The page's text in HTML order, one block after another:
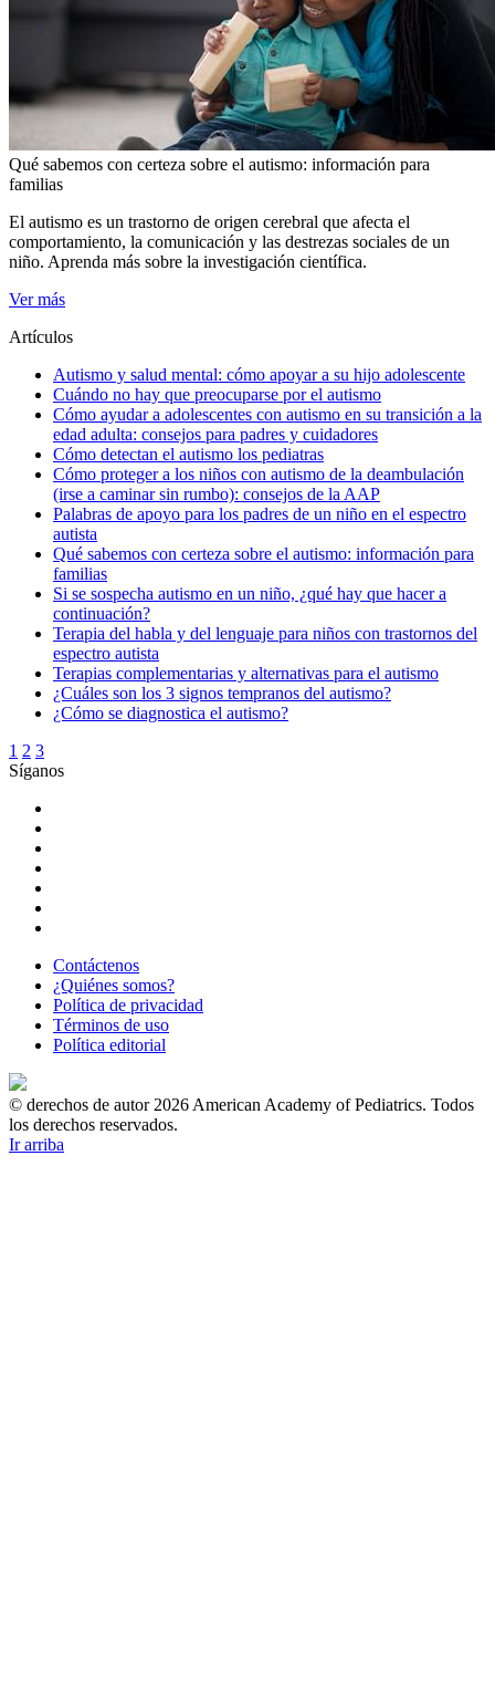
Qué sabemos con certeza sobre el autismo: información para
familias
​El autismo es un trastorno de origen cerebral que afecta el
comportamiento, la comunicación y las destrezas sociales de un
niño. Aprenda más sobre la investigación científica.
Ver más
Artículos
Autismo y salud mental: cómo apoyar a su hijo adolescente
Cuándo no hay que preocuparse por el autismo
Cómo ayudar a adolescentes con autismo en su transición a la
edad adulta: consejos para padres y cuidadores
Cómo detectan el autismo los pediatras
Cómo proteger a los niños con autismo de la deambulación
(irse a caminar sin rumbo): consejos de la AAP
Palabras de apoyo para los padres de un niño en el espectro
autista
Qué sabemos con certeza sobre el autismo: información para
familias
Si se sospecha autismo en un niño, ¿qué hay que hacer a
continuación?
Terapia del habla y del lenguaje para niños con trastornos del
espectro autista
Terapias complementarias y alternativas para el autismo
¿Cuáles son los 3 signos tempranos del autismo?
¿Cómo se diagnostica el autismo?
1 2 3
Síganos
Contáctenos
¿Quiénes somos?
Política de privacidad
Términos de uso
Política editorial
© derechos de autor 2026 American Academy of Pediatrics. Todos
los derechos reservados.
Ir arriba